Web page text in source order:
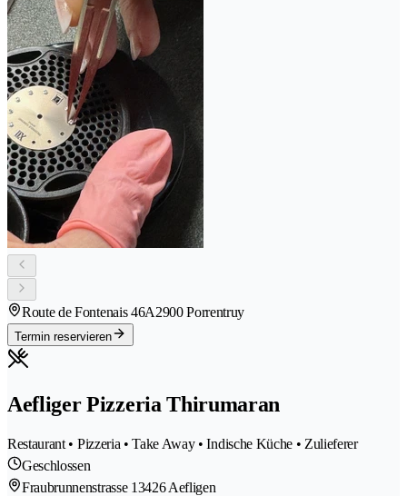
Route de Fontenais 46A2900 Porrentruy
Termin reservieren
Aefliger Pizzeria Thirumaran
Restaurant • Pizzeria • Take Away • Indische Küche • Zulieferer
Geschlossen
Fraubrunnenstrasse 13426 Aefligen